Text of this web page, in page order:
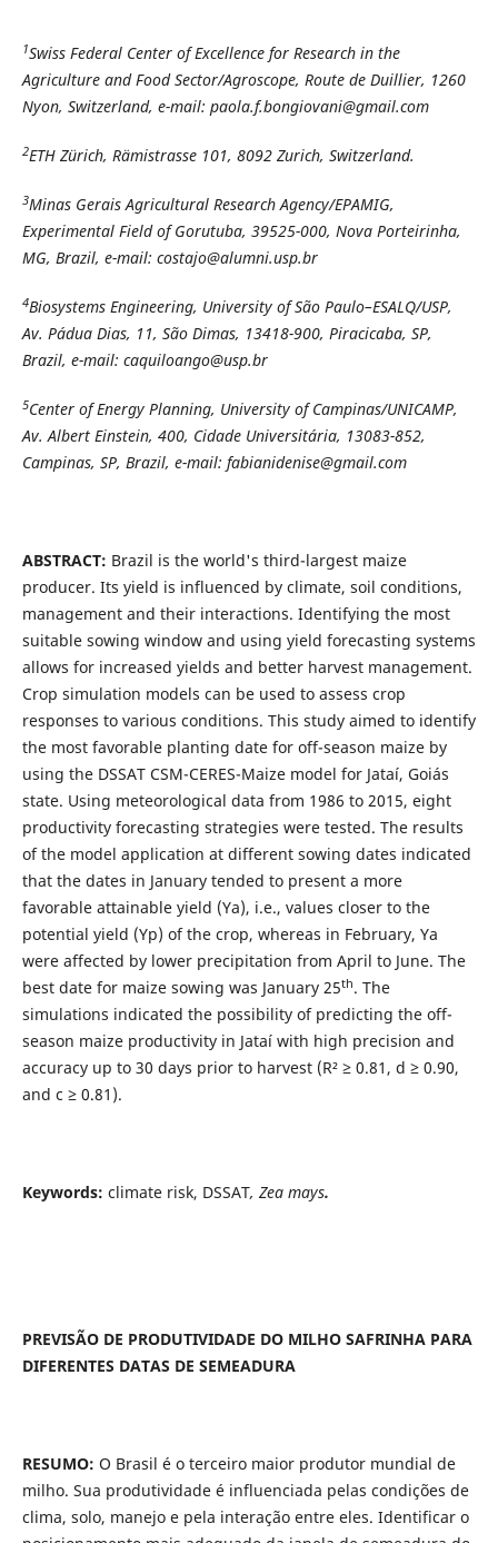
1Swiss Federal Center of Excellence for Research in the
Agriculture and Food Sector/Agroscope, Route de Duillier, 1260
Nyon, Switzerland, e-mail: paola.f.bongiovani@gmail.com
2ETH Zürich, Rämistrasse 101, 8092 Zurich, Switzerland.
3Minas Gerais Agricultural Research Agency/EPAMIG,
Experimental Field of Gorutuba, 39525-000, Nova Porteirinha,
MG, Brazil, e-mail: costajo@alumni.usp.br
4Biosystems Engineering, University of São Paulo–ESALQ/USP,
Av. Pádua Dias, 11, São Dimas, 13418-900, Piracicaba, SP,
Brazil, e-mail: caquiloango@usp.br
5Center of Energy Planning, University of Campinas/UNICAMP,
Av.Albert Einstein, 400, Cidade Universitária, 13083-852,
Campinas, SP, Brazil, e-mail: fabianidenise@gmail.com
ABSTRACT: Brazil is the world's third-largest maize
producer. Its yield is influenced by climate, soil conditions,
management and their interactions. Identifying the most
suitable sowing window and using yield forecasting systems
allows for increased yields and better harvest management.
Crop simulation models can be used to assess crop
responses to various conditions. This study aimed to identify
the most favorable planting date for off-season maize by
using the DSSAT CSM-CERES-Maize model for Jataí, Goiás
state. Using meteorological data from 1986 to 2015, eight
productivity forecasting strategies were tested. The results
of the model application at different sowing dates indicated
that the dates in January tended to present a more
favorable attainable yield (Ya), i.e., values closer to the
potential yield (Yp) of the crop, whereas in February, Ya
were affected by lower precipitation from April to June. The
best date for maize sowing was January 25th. The
simulations indicated the possibility of predicting the off-
season maize productivity in Jataí with high precision and
accuracy up to 30 days prior to harvest (R² ≥ 0.81, d ≥ 0.90,
and c ≥ 0.81).
Keywords: climate risk, DSSAT, Zea mays.
PREVISÃO DE PRODUTIVIDADE DO MILHO SAFRINHA PARA
DIFERENTES DATAS DE SEMEADURA
RESUMO: O Brasil é o terceiro maior produtor mundial de
milho. Sua produtividade é influenciada pelas condições de
clima, solo, manejo e pela interação entre eles. Identificar o